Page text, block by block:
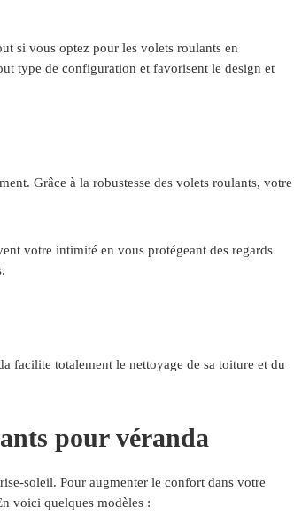
si vous optez pour les volets roulants en
type de configuration et favorisent le design et
Grâce à la robustesse des volets roulants, votre
votre intimité en vous protégeant des regards
facilite totalement le nettoyage de sa toiture et du
pour véranda
soleil. Pour augmenter le confort dans votre
voici quelques modèles :